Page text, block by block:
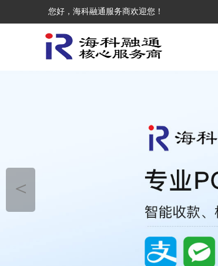
您好，海科融通服务商欢迎您！
＜